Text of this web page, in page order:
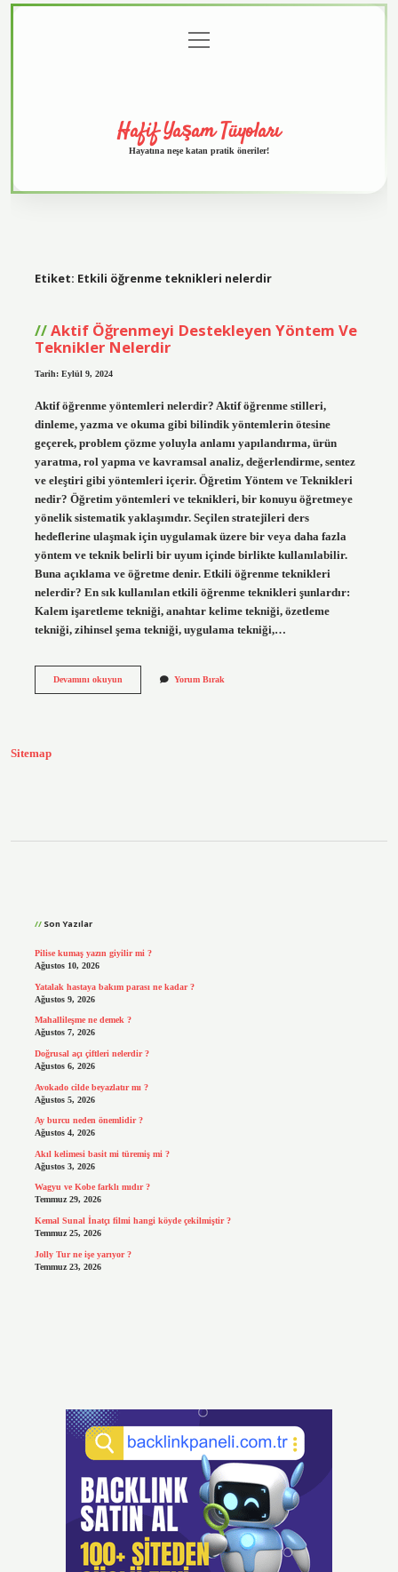
menüyü
aç
Hafif Yaşam Tüyoları
Hayatına neşe katan pratik öneriler!
Etiket: Etkili öğrenme teknikleri nelerdir
Aktif Öğrenmeyi Destekleyen Yöntem Ve
Teknikler Nelerdir
Tarih: Eylül 9, 2024
Aktif öğrenme yöntemleri nelerdir? Aktif öğrenme stilleri,
dinleme, yazma ve okuma gibi bilindik yöntemlerin ötesine
geçerek, problem çözme yoluyla anlamı yapılandırma, ürün
yaratma, rol yapma ve kavramsal analiz, değerlendirme, sentez
ve eleştiri gibi yöntemleri içerir. Öğretim Yöntem ve Teknikleri
nedir? Öğretim yöntemleri ve teknikleri, bir konuyu öğretmeye
yönelik sistematik yaklaşımdır. Seçilen stratejileri ders
hedeflerine ulaşmak için uygulamak üzere bir veya daha fazla
yöntem ve teknik belirli bir uyum içinde birlikte kullanılabilir.
Buna açıklama ve öğretme denir. Etkili öğrenme teknikleri
nelerdir? En sık kullanılan etkili öğrenme teknikleri şunlardır:
Kalem işaretleme tekniği, anahtar kelime tekniği, özetleme
tekniği, zihinsel şema tekniği, uygulama tekniği,…
Devamını okuyunAktif
Yorum Bırak
Sitemap
Son Yazılar
Pilise kumaş yazın giyilir mi ?
Ağustos 10, 2026
Yatalak hastaya bakım parası ne kadar ?
Ağustos 9, 2026
Mahallileşme ne demek ?
Ağustos 7, 2026
Doğrusal açı çiftleri nelerdir ?
Ağustos 6, 2026
Avokado cilde beyazlatır mı ?
Ağustos 5, 2026
Ay burcu neden önemlidir ?
Ağustos 4, 2026
Akıl kelimesi basit mi türemiş mi ?
Ağustos 3, 2026
Wagyu ve Kobe farklı mıdır ?
Temmuz 29, 2026
Kemal Sunal İnatçı filmi hangi köyde çekilmiştir ?
Temmuz 25, 2026
Jolly Tur ne işe yarıyor ?
Temmuz 23, 2026